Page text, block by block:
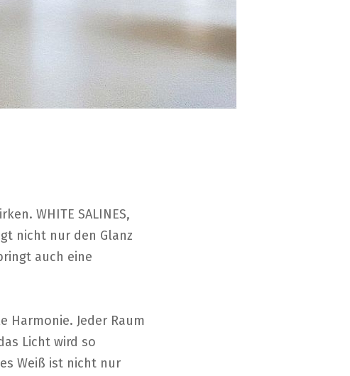
WHITE SALINES,
nicht nur den Glanz
auch eine
Harmonie. Jeder Raum
Licht wird so
Weiß ist nicht nur